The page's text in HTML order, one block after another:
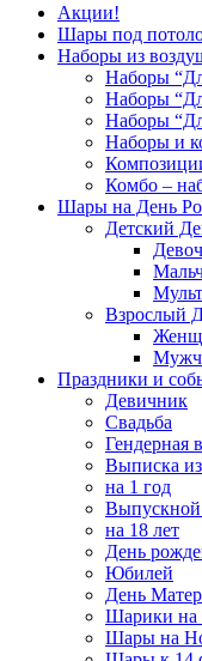
Акции!
Шары под
Наборы из
Наборы
Наборы
Наборы
Наборы и
Комбо –
Шары на День
Детский
Взрослый
Праздники и
Девичник
Свадьба
Гендерная
Выписка
на 1 год
Выпускной
на 18 лет
День
Юбилей
День
Шарики на
Шары на